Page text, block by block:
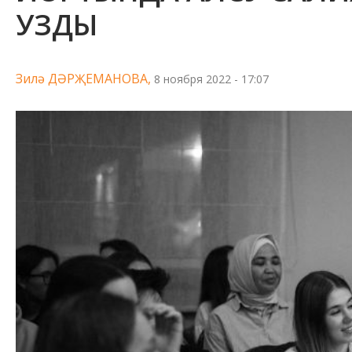
УЗДЫ
Зилә ДӘРҖЕМАНОВА, 8 ноября 2022 - 17:07